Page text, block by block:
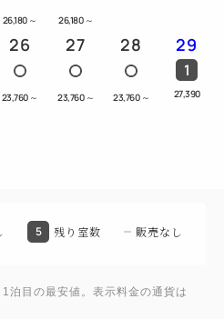
26,180 ～ 26,180 ～
26
23,760 ～
27
23,760 ～
28
23,760 ～
29
1
27,390
5 残り室数 販売なし
目の最安値。表示料金の通貨は